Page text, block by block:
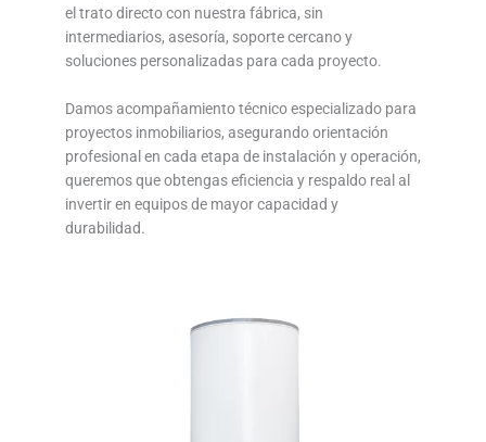
el trato directo con nuestra fábrica, sin
intermediarios, asesoría, soporte cercano y
soluciones personalizadas para cada proyecto.
Damos acompañamiento técnico especializado para
proyectos inmobiliarios, asegurando orientación
profesional en cada etapa de instalación y operación,
queremos que obtengas eficiencia y respaldo real al
invertir en equipos de mayor capacidad y
durabilidad.